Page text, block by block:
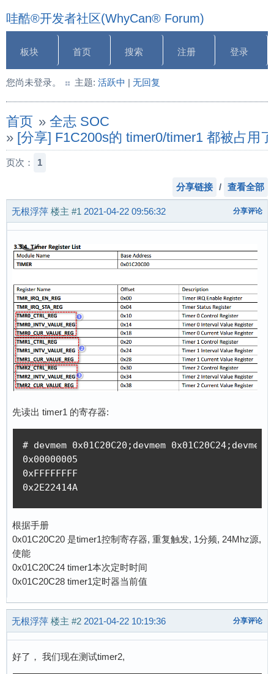
哇酷®开发者社区(WhyCan® Forum)
板块 首页 搜索 注册 登录
您尚未登录。 主题: 活跃中 | 无回复
首页 » 全志 SOC
» [分享] F1C200s的 timer0/timer1 都被占用
页次： 1
分享链接 / 查看全部
无根浮萍 楼主 #1 2021-04-22 09:56:32 分享评论
先读出 timer1 的寄存器:
# devmem 0x01C20C20;devmem 0x01C20C24;devmem
0x00000005
0xFFFFFFFF
0x2E22414A
根据手册
0x01C20C20 是timer1控制寄存器, 重复触发, 1分频, 24Mhz源,
使能
0x01C20C24 timer1本次定时时间
0x01C20C28 timer1定时器当前值
无根浮萍 楼主 #2 2021-04-22 10:19:36 分享评论
好了， 我们现在测试timer2,